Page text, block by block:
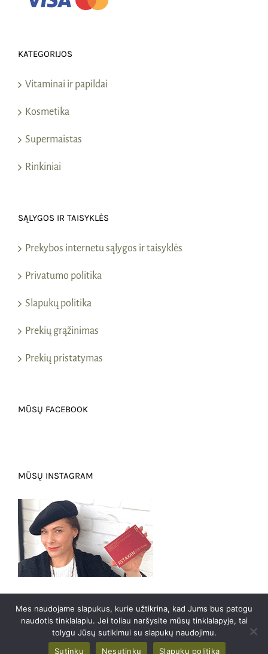
KATEGORIJOS
Vitaminai ir papildai
Kosmetika
Supermaistas
Rinkiniai
SĄLYGOS IR TAISYKLĖS
Prekybos internetu sąlygos ir taisyklės
Privatumo politika
Slapukų politika
Prekių grąžinimas
Prekių pristatymas
MŪSŲ FACEBOOK
MŪSŲ INSTAGRAM
2023 m. @ Visos teises saugomos Manomantra.com |E-sprendimai
Studija RESTART
0
Mes naudojame slapukus, kurie užtikrina, kad Jums bus patogu
naudotis tinklalapiu. Jei toliau naršysite mūsų tinklalapyje, tai
tolygu Jūsų sutikimui su slapukų naudojimu.
Sutinku
Nesutinku Slapukų politika